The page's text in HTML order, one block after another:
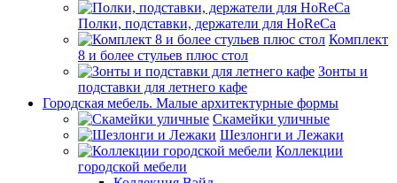
Полки, подставки, держатели для HoReCa
Комплект
8 и более стульев плюс стол
Зонты и
подставки для летнего кафе
Городская мебель. Малые архитектурные формы
Скамейки уличные
Шезлонги и Лежаки
Коллекции
городской мебели